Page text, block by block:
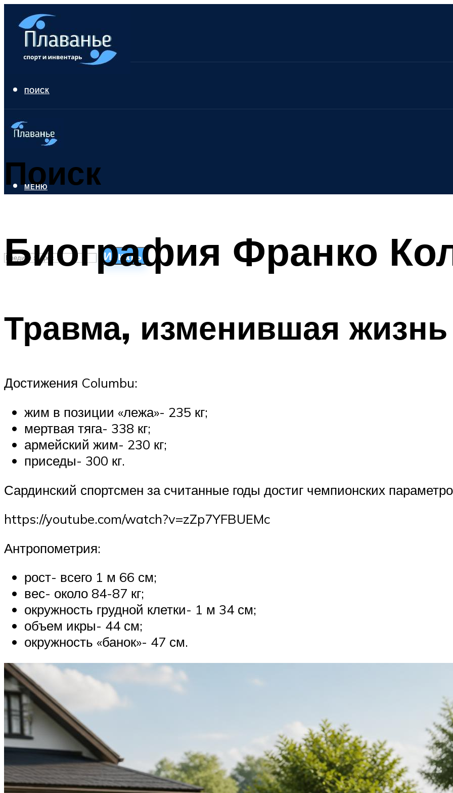
ПОИСК
Поиск
Искать
БАССЕЙН ДЛЯ ДОМА
МЕНЮ
Биография Франко
Травма, изменившая жизнь
Достижения Columbu:
жим в позиции «лежа»- 235 кг;
мертвая тяга- 338 кг;
армейский жим- 230 кг;
приседы- 300 кг.
Сардинский спортсмен за считанные годы достиг чемпионских
https://youtube.com/watch?v=zZp7YFBUEMc
Антропометрия:
рост- всего 1 м 66 см;
вес- около 84-87 кг;
окружность грудной клетки- 1 м 34 см;
объем икры- 44 см;
окружность «банок»- 47 см.